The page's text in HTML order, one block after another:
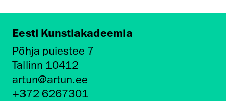
Eesti Kunstiakadeemia
Põhja puiestee 7
Tallinn 10412
artun@artun.ee
+372 6267301